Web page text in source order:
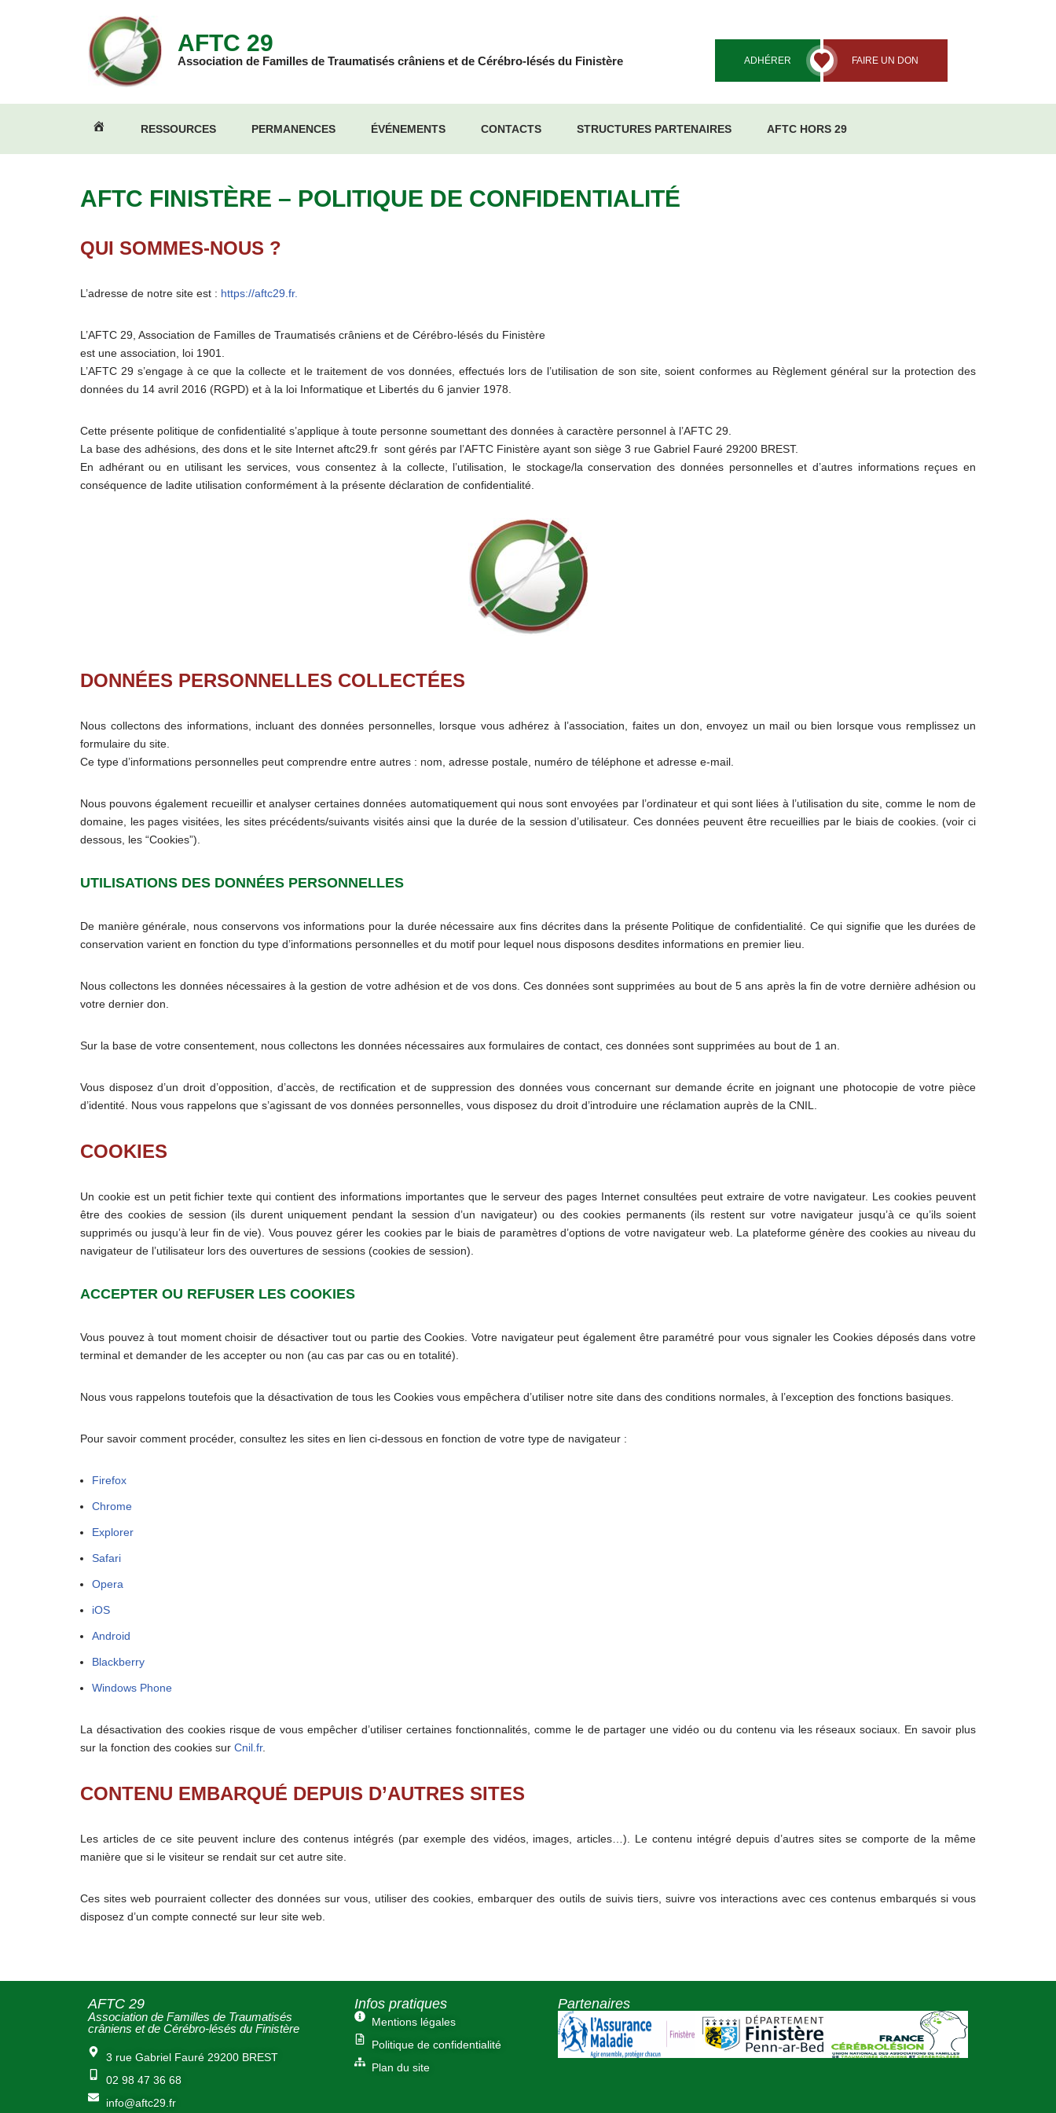
AFTC 29
Association de Familles de Traumatisés crâniens et de Cérébro-lésés du Finistère ADHÉRER FAIRE UN DON
AFTC
RESSOURCES PERMANENCES ÉVÉNEMENTS CONTACTS STRUCTURES PARTENAIRES AFTC HORS 29
AFTC FINISTÈRE – POLITIQUE DE CONFIDENTIALITÉ
QUI SOMMES-NOUS ?
L’adresse de notre site est : https://aftc29.fr.
L’AFTC 29, Association de Familles de Traumatisés crâniens et de Cérébro-lésés du Finistère
est une association, loi 1901.
L’AFTC 29 s’engage à ce que la collecte et le traitement de vos données, effectués lors de l’utilisation de son site, soient conformes au Règlement général sur la protection des
données du 14 avril 2016 (RGPD) et à la loi Informatique et Libertés du 6 janvier 1978.
Cette présente politique de confidentialité s’applique à toute personne soumettant des données à caractère personnel à l’AFTC 29.
La base des adhésions, des dons et le site Internet aftc29.fr sont gérés par l’AFTC Finistère ayant son siège 3 rue Gabriel Fauré 29200 BREST.
En adhérant ou en utilisant les services, vous consentez à la collecte, l’utilisation, le stockage/la conservation des données personnelles et d’autres informations reçues en
conséquence de ladite utilisation conformément à la présente déclaration de confidentialité.
DONNÉES PERSONNELLES COLLECTÉES
Nous collectons des informations, incluant des données personnelles, lorsque vous adhérez à l’association, faites un don, envoyez un mail ou bien lorsque vous remplissez un
formulaire du site.
Ce type d’informations personnelles peut comprendre entre autres : nom, adresse postale, numéro de téléphone et adresse e-mail.
Nous pouvons également recueillir et analyser certaines données automatiquement qui nous sont envoyées par l’ordinateur et qui sont liées à l’utilisation du site, comme le nom de
domaine, les pages visitées, les sites précédents/suivants visités ainsi que la durée de la session d’utilisateur. Ces données peuvent être recueillies par le biais de cookies. (voir ci
dessous, les “Cookies”).
UTILISATIONS DES DONNÉES PERSONNELLES
De manière générale, nous conservons vos informations pour la durée nécessaire aux fins décrites dans la présente Politique de confidentialité. Ce qui signifie que les durées de
conservation varient en fonction du type d’informations personnelles et du motif pour lequel nous disposons desdites informations en premier lieu.
Nous collectons les données nécessaires à la gestion de votre adhésion et de vos dons. Ces données sont supprimées au bout de 5 ans après la fin de votre dernière adhésion ou
votre dernier don.
Sur la base de votre consentement, nous collectons les données nécessaires aux formulaires de contact, ces données sont supprimées au bout de 1 an.
Vous disposez d’un droit d’opposition, d’accès, de rectification et de suppression des données vous concernant sur demande écrite en joignant une photocopie de votre pièce
d’identité. Nous vous rappelons que s’agissant de vos données personnelles, vous disposez du droit d’introduire une réclamation auprès de la CNIL.
COOKIES
Un cookie est un petit fichier texte qui contient des informations importantes que le serveur des pages Internet consultées peut extraire de votre navigateur. Les cookies peuvent
être des cookies de session (ils durent uniquement pendant la session d’un navigateur) ou des cookies permanents (ils restent sur votre navigateur jusqu’à ce qu’ils soient
supprimés ou jusqu’à leur fin de vie). Vous pouvez gérer les cookies par le biais de paramètres d’options de votre navigateur web. La plateforme génère des cookies au niveau du
navigateur de l’utilisateur lors des ouvertures de sessions (cookies de session).
ACCEPTER OU REFUSER LES COOKIES
Vous pouvez à tout moment choisir de désactiver tout ou partie des Cookies. Votre navigateur peut également être paramétré pour vous signaler les Cookies déposés dans votre
terminal et demander de les accepter ou non (au cas par cas ou en totalité).
Nous vous rappelons toutefois que la désactivation de tous les Cookies vous empêchera d’utiliser notre site dans des conditions normales, à l’exception des fonctions basiques.
Pour savoir comment procéder, consultez les sites en lien ci-dessous en fonction de votre type de navigateur :
Firefox
Chrome
Explorer
Safari
Opera
iOS
Android
Blackberry
Windows Phone
La désactivation des cookies risque de vous empêcher d’utiliser certaines fonctionnalités, comme le de partager une vidéo ou du contenu via les réseaux sociaux. En savoir plus
sur la fonction des cookies sur Cnil.fr.
CONTENU EMBARQUÉ DEPUIS D’AUTRES SITES
Les articles de ce site peuvent inclure des contenus intégrés (par exemple des vidéos, images, articles…). Le contenu intégré depuis d’autres sites se comporte de la même
manière que si le visiteur se rendait sur cet autre site.
Ces sites web pourraient collecter des données sur vous, utiliser des cookies, embarquer des outils de suivis tiers, suivre vos interactions avec ces contenus embarqués si vous
disposez d’un compte connecté sur leur site web.
AFTC 29
Association de Familles de Traumatisés
crâniens et de Cérébro-lésés du Finistère
3 rue Gabriel Fauré 29200 BREST
02 98 47 36 68
info@aftc29.fr
Infos pratiques
Mentions légales
Politique de confidentialité
Plan du site
Partenaires